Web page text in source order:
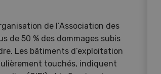
de l’Association des
de 50 % des dommages subis
Les bâtiments d’exploitation
touchés, indiquent